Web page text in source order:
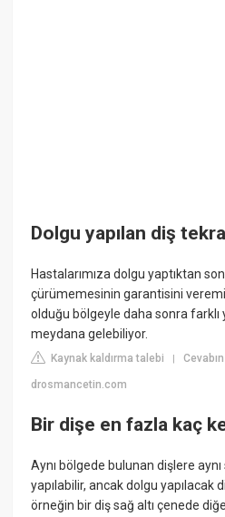
Dolgu yapılan diş
Hastalarımıza dolgu yaptıktan
çürümemesinin garantisini
olduğu bölgeyle daha sonra farklı
meydana gelebiliyor.
Kaynak kaldırma talebi |
drosmancetin.com
Bir dişe en fazla kaç
Aynı bölgede bulunan dişlere
yapılabilir, ancak dolgu yapılacak
örneğin bir diş sağ altı çenede